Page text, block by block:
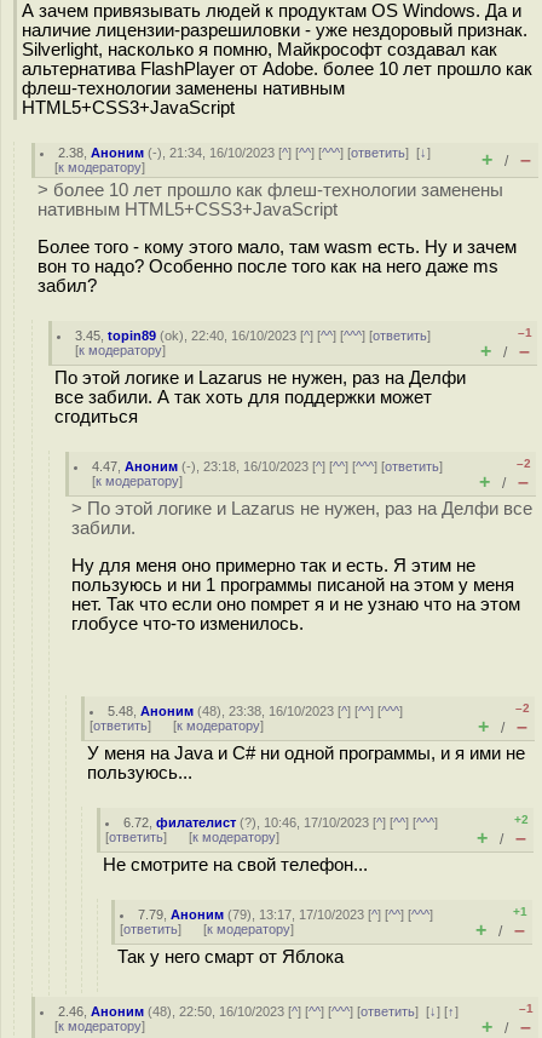
А зачем привязывать людей к продуктам OS Windows. Да и
наличие лицензии-разрешиловки - уже нездоровый признак.
Silverlight, насколько я помню, Майкрософт создавал как
альтернатива FlashPlayer от Adobe. более 10 лет прошло как
флеш-технологии заменены нативным
HTML5+CSS3+JavaScript
2.38 ,Аноним (-), 21:34, 16/10/2023 [^] [^^] [^^^] [ответить][↓]
[к модератору] + / –
> более 10 лет прошло как флеш-технологии заменены
нативным HTML5+CSS3+JavaScript
Более того - кому этого мало, там wasm есть. Ну и зачем
вон то надо? Особенно после того как на него даже ms
забил?
3.45 ,topin89 (ok), 22:40, 16/10/2023 [^] [^^] [^^^] [ответить]
[к модератору]
–1
+ / –
По этой логике и Lazarus не нужен, раз на Делфи
все забили. А так хоть для поддержки может
сгодиться
4.47 ,Аноним (-), 23:18, 16/10/2023 [^] [^^] [^^^] [ответить]
[к модератору]
–2
+ / –
> По этой логике и Lazarus не нужен, раз на Делфи все
забили.
Ну для меня оно примерно так и есть. Я этим не
пользуюсь и ни 1 программы писаной на этом у меня
нет. Так что если оно помрет я и не узнаю что на этом
глобусе что-то изменилось.
5.48 ,Аноним (48), 23:38, 16/10/2023 [^] [^^] [^^^]
[ответить] [к модератору]
–2
+ / –
У меня на Java и C# ни одной программы, и я ими не
пользуюсь...
6.72 ,филателист (?), 10:46, 17/10/2023 [^] [^^] [^^^]
[ответить] [к модератору]
+2
+ / –
Не смотрите на свой телефон...
7.79 ,Аноним (79), 13:17, 17/10/2023 [^] [^^] [^^^]
[ответить] [к модератору]
+1
+ / –
Так у него смарт от Яблока
2.46 ,Аноним (48), 22:50, 16/10/2023 [^] [^^] [^^^] [ответить][↓] [↑]
[к модератору]
–1
+ / –